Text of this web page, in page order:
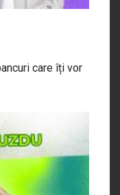
care îți vor